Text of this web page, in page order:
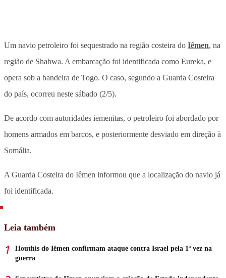
Um navio petroleiro foi sequestrado na região costeira do Iêmen, na
região de Shabwa. A embarcação foi identificada como Eureka, e
opera sob a bandeira de Togo. O caso, segundo a Guarda Costeira
do país, ocorreu neste sábado (2/5).
De acordo com autoridades iemenitas, o petroleiro foi abordado por
homens armados em barcos, e posteriormente desviado em direção à
Somália.
A Guarda Costeira do Iêmen informou que a localização do navio já
foi identificada.
Leia também
Houthis do Iêmen confirmam ataque contra Israel pela 1ª vez na
guerra